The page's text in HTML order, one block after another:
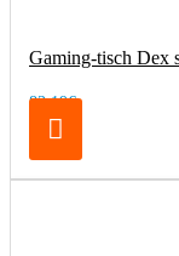
Gaming-tisch Dex
83,19€